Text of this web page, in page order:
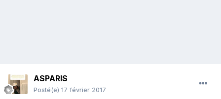
ASPARIS
Posté(e) 17 février 2017